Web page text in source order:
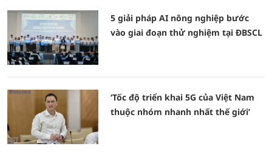
5 giải pháp AI nông nghiệp bước
vào giai đoạn thử nghiệm tại ĐBSCL
‘Tốc độ triển khai 5G của Việt Nam
thuộc nhóm nhanh nhất thế giới’